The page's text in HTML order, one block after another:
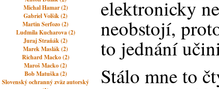
Michal Hamar (2)
Gabriel Volšík (2)
Martin Serfozo (2)
Ludmila Kucharova (2)
Juraj Straňák (2)
Marek Maslák (2)
Richard Macko (2)
Maroš Macko (2)
Bob Matuška (2)
Slovenský ochranný zväz autorský
elektronicky
neobstojí,
to jednání
Stálo mne to